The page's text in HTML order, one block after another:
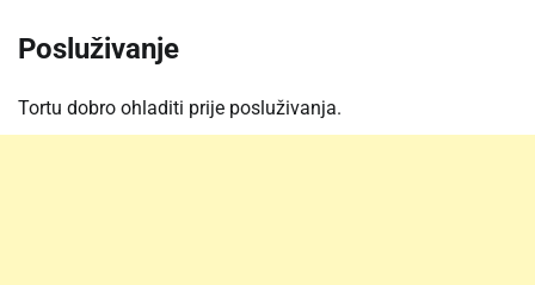
Posluživanje
Tortu dobro ohladiti prije posluživanja.